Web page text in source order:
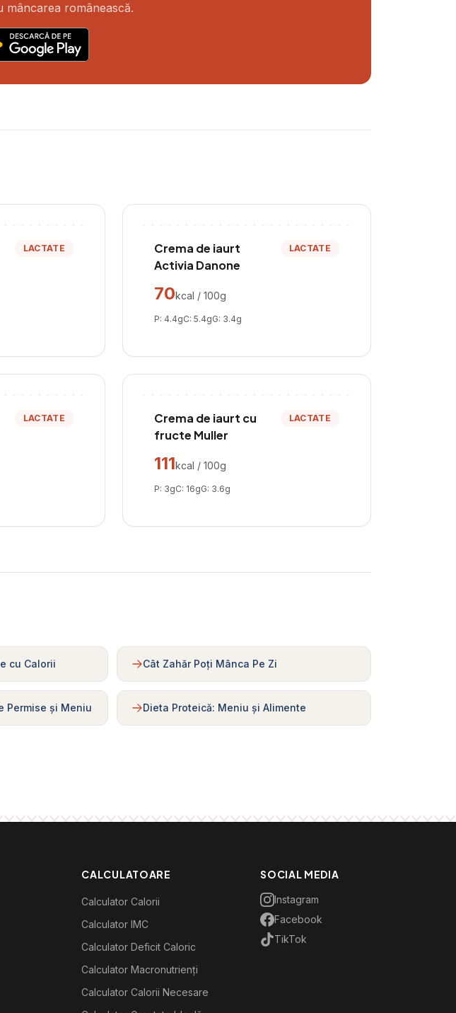
românească.
LACTATE
Crema de iaurt
Activia Danone
LACTATE
70kcal / 100g
P: 4.4gC: 5.4gG: 3.4g
LACTATE
Crema de iaurt cu
fructe Muller
LACTATE
111kcal / 100g
P: 3gC: 16gG: 3.6g
cu Calorii Cât Zahăr Poți Mânca Pe Zi
Permise și Meniu Dieta Proteică: Meniu și Alimente
CALCULATOARE
Calculator Calorii
Calculator IMC
Calculator Deficit Caloric
Calculator Macronutrienți
Calculator Calorii Necesare
SOCIAL MEDIA
Instagram
Facebook
TikTok